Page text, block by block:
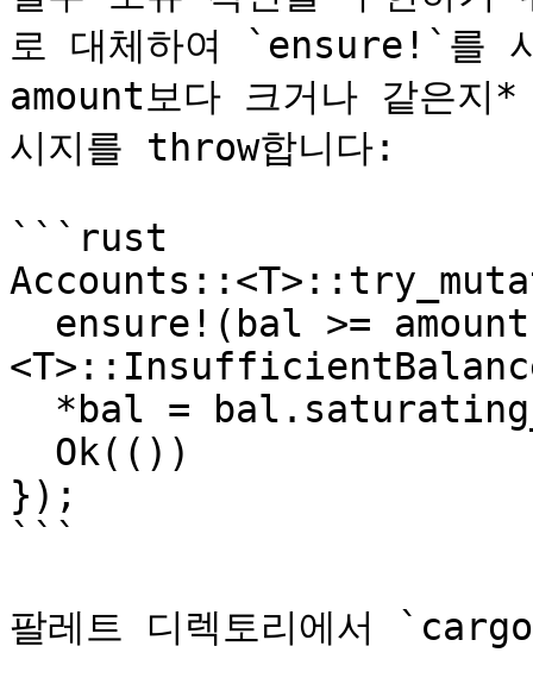
로 대체하여 `ensure!`를
amount보다 크거나 같은지
시지를 throw합니다:
```rust
});
```
팔레트 디렉토리에서